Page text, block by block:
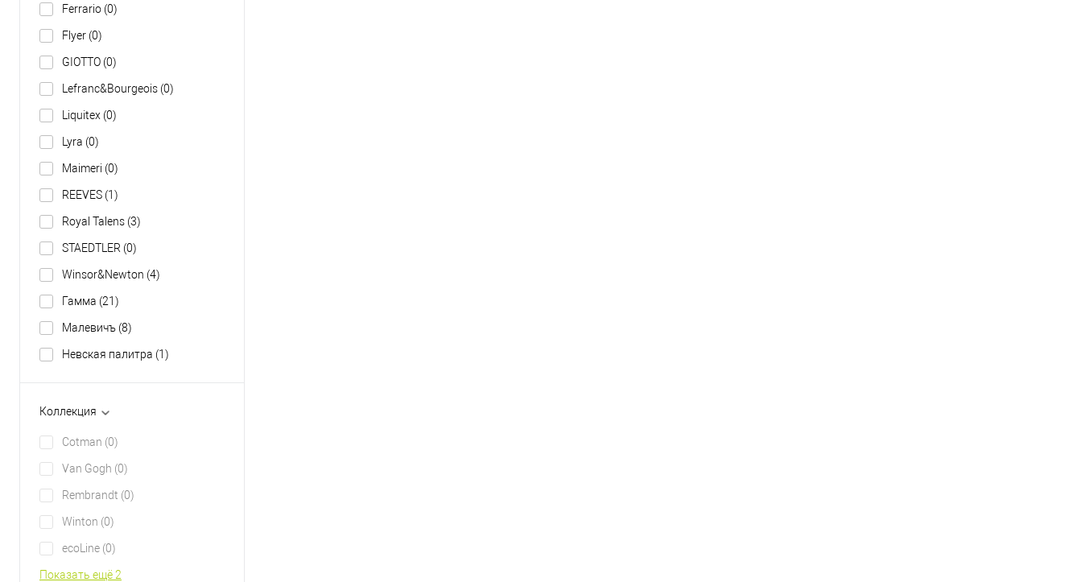
Ferrario (0)
Flyer (0)
GIOTTO (0)
Lefranc&Bourgeois (0)
Liquitex (0)
Lyra (0)
Maimeri (0)
REEVES (1)
Royal Talens (3)
STAEDTLER (0)
Winsor&Newton (4)
Гамма (21)
Малевичъ (8)
Невская палитра (1)
Коллекция
Cotman (0)
Van Gogh (0)
Rembrandt (0)
Winton (0)
ecoLine (0)
Показать ещё 2